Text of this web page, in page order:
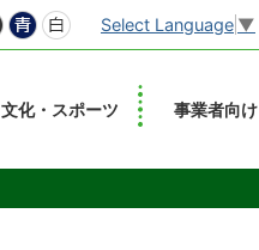
Select Language ▼
文化・スポーツ 事業者向け